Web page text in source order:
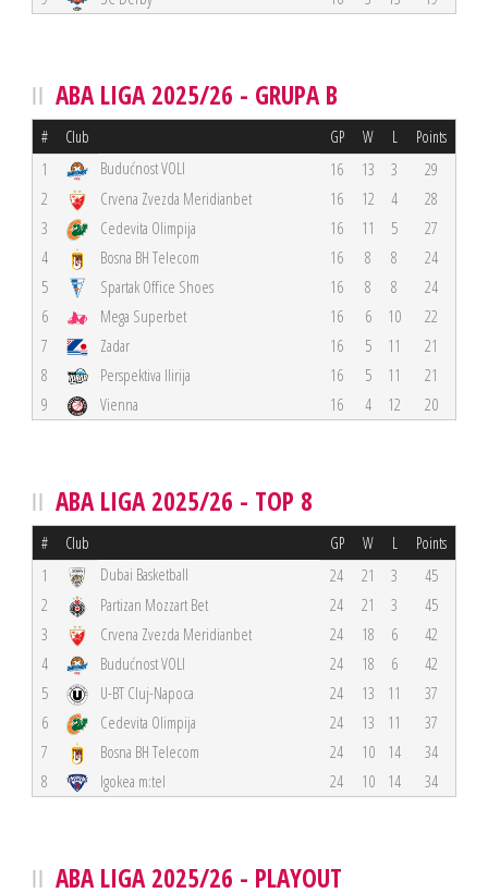
ABA LIGA 2025/26 - GRUPA B
# Club GP W L Points
1 Budućnost VOLI 16 13 3
29
2
Crvena Zvezda Meridianbet 16 12 4
28
3
Cedevita Olimpija 16 11 5
27
4
Bosna BH Telecom 16 8 8
24
5
Spartak Office Shoes 16 8 8
24
6
Mega Superbet 16 6 10
22
7
Zadar 16 5 11
21
8
Perspektiva Ilirija 16 5 11
21
9
Vienna 16 4 12 20
ABA LIGA 2025/26 - TOP 8
# Club GP W L Points
1 Dubai Basketball 24 21 3
45
2
Partizan Mozzart Bet 24 21 3
45
3
Crvena Zvezda Meridianbet 24 18 6
42
4
Budućnost VOLI 24 18 6
42
5
U-BT Cluj-Napoca 24 13 11
37
6
Cedevita Olimpija 24 13 11
37
7
Bosna BH Telecom 24 10 14
34
8
Igokea m:tel 24 10 14 34
ABA LIGA 2025/26 - PLAYOUT